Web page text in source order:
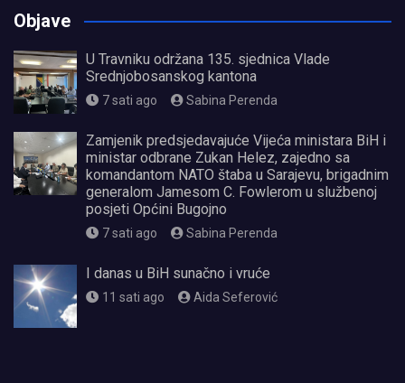
Objave
U Travniku održana 135. sjednica Vlade
Srednjobosanskog kantona
7 sati ago Sabina Perenda
Zamjenik predsjedavajuće Vijeća ministara BiH i
ministar odbrane Zukan Helez, zajedno sa
komandantom NATO štaba u Sarajevu, brigadnim
generalom Jamesom C. Fowlerom u službenoj
posjeti Općini Bugojno
7 sati ago Sabina Perenda
I danas u BiH sunačno i vruće
11 sati ago Aida Seferović